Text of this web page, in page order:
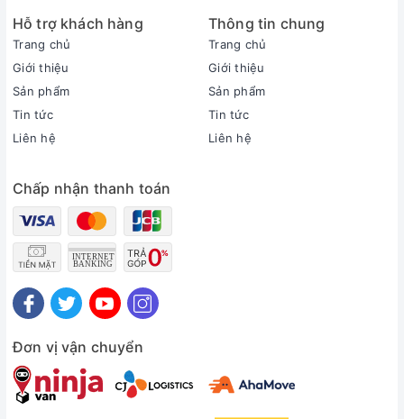
Thông tin sản phẩm
Loại máy:
1 chiều (chỉ làm lạnh)
Inverter:
Có Inverter
Công suất làm lạnh:
Phạm vi làm lạnh hiệu quả:
Từ 30 - 40m² (từ 80 đến 120m³)
Độ ồn trung bình (được đo trong phòng thí nghiệm):
Hỗ trợ khách hàng
Trang chủ
Giới thiệu
Sản phẩm
Tin tức
Liên hệ
Thông tin chung
Trang chủ
Giới thiệu
Sản phẩm
Tin tức
Liên hệ
Chấp nhận thanh toán
Đơn vị vận chuyển